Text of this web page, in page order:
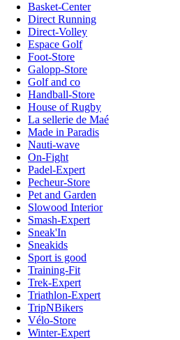
Basket-Center
Direct Running
Direct-Volley
Espace Golf
Foot-Store
Galopp-Store
Golf and co
Handball-Store
House of Rugby
La sellerie de Maé
Made in Paradis
Nauti-wave
On-Fight
Padel-Expert
Pecheur-Store
Pet and Garden
Slowood Interior
Smash-Expert
Sneak'In
Sneakids
Sport is good
Training-Fit
Trek-Expert
Triathlon-Expert
TripNBikers
Vélo-Store
Winter-Expert